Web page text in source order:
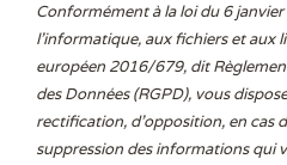
Conformément à la loi du 6
l'informatique, aux fichiers et aux
européen 2016/679, dit
des Données (RGPD), vous
rectification, d’opposition, en cas
suppression des informations qui